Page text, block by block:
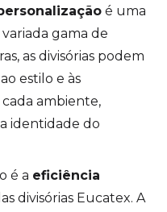
é uma
gama de
as divisórias podem
estilo e às
cada ambiente,
identidade do
é a eficiência
divisórias Eucatex. A